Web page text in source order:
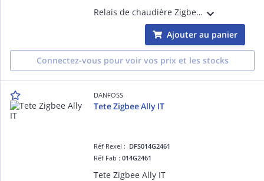
Relais de chaudière Zigbee 3, alimentation 230V CA, sortie relais inverseur, compatible avec système Danfoss Ally. Fixation murale e n saillie.
Ajouter au panier
Connectez-vous pour voir vos prix et les stocks
DANFOSS
Tete Zigbee Ally IT
Réf Rexel : DFS014G2461
Réf Fab :014G2461
Tete Zigbee Ally IT